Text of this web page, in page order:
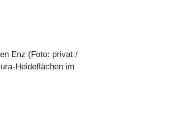
Enz (Foto: privat /
Heideflächen im